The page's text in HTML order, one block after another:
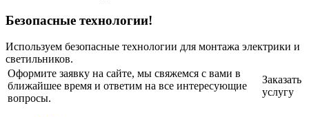
Безопасные технологии!
Используем безопасные технологии для монтажа электрики и
светильников.
Оформите заявку на сайте, мы свяжемся с вами в
ближайшее время и ответим на все интересующие
вопросы.
Заказать
услугу